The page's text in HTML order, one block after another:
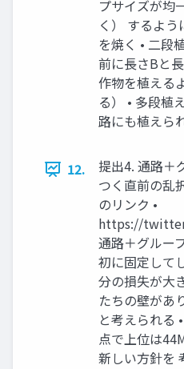
プサイズが均
く） するよ
を焼く • 二段
前に長さBと
作物を植える
る） • 多段植
路にも植えら
12.
提出4. 通路＋
つく直前の乱
のリンク •
https://
通路＋グルー
初に固定して
分の損失が大
たちの壁があ
と考えられる
点で上位は
新しい方針を